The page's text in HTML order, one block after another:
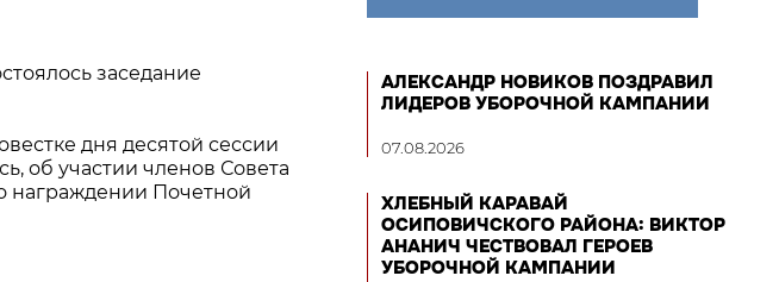
заседание
дня десятой сессии
об участии членов Совета
награждении Почетной
АЛЕКСАНДР НОВИКОВ ПОЗДРАВИЛ
ЛИДЕРОВ УБОРОЧНОЙ КАМПАНИИ
07.08.2026
ХЛЕБНЫЙ КАРАВАЙ
ОСИПОВИЧСКОГО РАЙОНА: ВИКТОР
АНАНИЧ ЧЕСТВОВАЛ ГЕРОЕВ
УБОРОЧНОЙ КАМПАНИИ